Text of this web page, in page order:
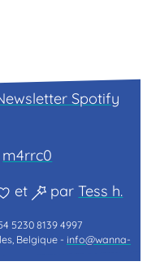
Spotify
m4rrc0
et parTess h.
5230 8139 4997
Belgique -